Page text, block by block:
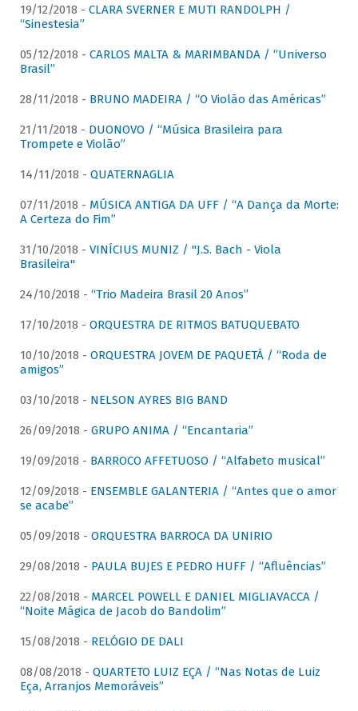
19/12/2018 - CLARA SVERNER E MUTI RANDOLPH /
“Sinestesia”
05/12/2018 - CARLOS MALTA & MARIMBANDA / “Universo
Brasil”
28/11/2018 - BRUNO MADEIRA / “O Violão das Américas”
21/11/2018 - DUONOVO / “Música Brasileira para
Trompete e Violão”
14/11/2018 - QUATERNAGLIA
07/11/2018 - MÚSICA ANTIGA DA UFF / “A Dança da Morte:
A Certeza do Fim”
31/10/2018 - VINÍCIUS MUNIZ / "J.S. Bach - Viola
Brasileira"
24/10/2018 - “Trio Madeira Brasil 20 Anos”
17/10/2018 - ORQUESTRA DE RITMOS BATUQUEBATO
10/10/2018 - ORQUESTRA JOVEM DE PAQUETÁ / “Roda de
amigos”
03/10/2018 - NELSON AYRES BIG BAND
26/09/2018 - GRUPO ANIMA / “Encantaria”
19/09/2018 - BARROCO AFFETUOSO / “Alfabeto musical”
12/09/2018 - ENSEMBLE GALANTERIA / “Antes que o amor
se acabe”
05/09/2018 - ORQUESTRA BARROCA DA UNIRIO
29/08/2018 - PAULA BUJES E PEDRO HUFF / “Afluências”
22/08/2018 - MARCEL POWELL E DANIEL MIGLIAVACCA /
“Noite Mágica de Jacob do Bandolim”
15/08/2018 - RELÓGIO DE DALI
08/08/2018 - QUARTETO LUIZ EÇA / “Nas Notas de Luiz
Eça, Arranjos Memoráveis”